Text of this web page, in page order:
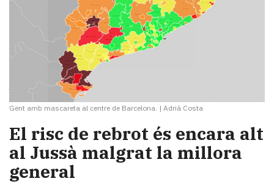
Gent amb mascareta al centre de Barcelona. | Adrià Costa
El risc de rebrot és encara alt
al Jussà malgrat la millora
general